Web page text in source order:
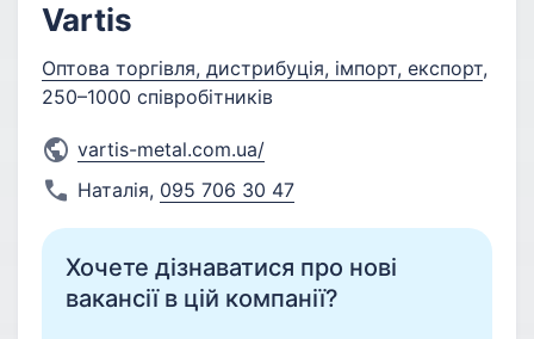
Vartis
Оптова торгівля, дистрибуція, імпорт, експорт,
250–1000 співробітників
vartis-metal.com.ua/
Наталія, 095 706 30 47
Хочете дізнаватися про нові
вакансії в цій компанії?